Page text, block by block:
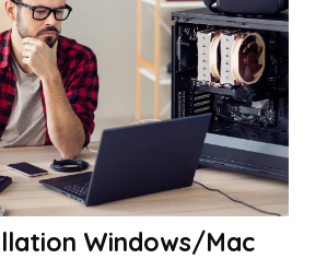
Windows/Mac